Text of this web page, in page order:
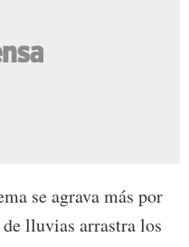
se agrava más por
lluvias arrastra los